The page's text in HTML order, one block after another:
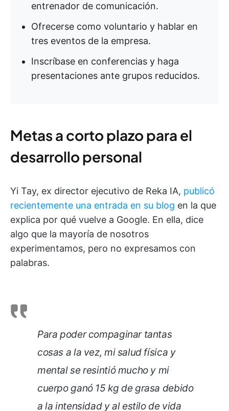
entrenador de comunicación.
Ofrecerse como voluntario y hablar en
tres eventos de la empresa.
Inscríbase en conferencias y haga
presentaciones ante grupos reducidos.
Metas a corto plazo para el
desarrollo personal
Yi Tay, ex director ejecutivo de Reka IA, publicó
recientemente una entrada en su blog en la que
explica por qué vuelve a Google. En ella, dice
algo que la mayoría de nosotros
experimentamos, pero no expresamos con
palabras.
Para poder compaginar tantas
cosas a la vez, mi salud física y
mental se resintió mucho y mi
cuerpo ganó 15 kg de grasa debido
a la intensidad y al estilo de vida